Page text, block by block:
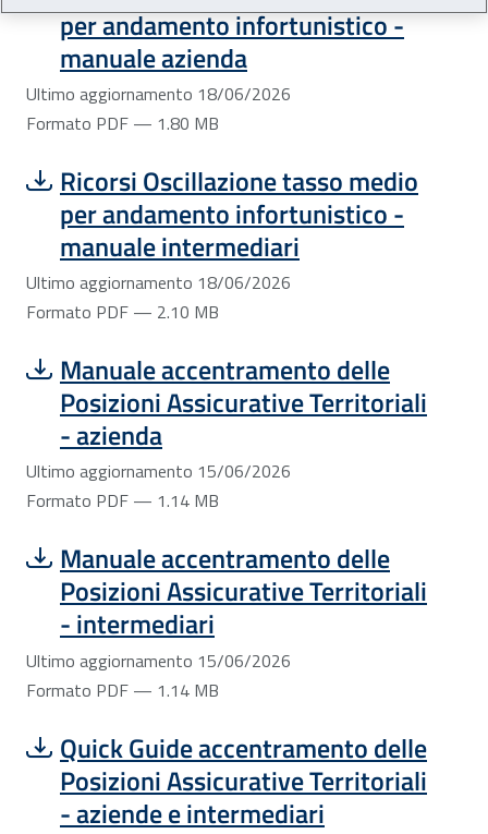
per andamento infortunistico -
manuale azienda
Ultimo aggiornamento 18/06/2026
Formato PDF — 1.80 MB
Scarica file:
Ricorsi Oscillazione tasso medio
per andamento infortunistico -
manuale intermediari
Formato PDF — Dimensione 2.10 MB
Ultimo aggiornamento 18/06/2026
Formato PDF — 2.10 MB
Scarica file:
Manuale accentramento delle
Posizioni Assicurative Territoriali
- azienda
Formato PDF — Dimensione 1.14 MB
Ultimo aggiornamento 15/06/2026
Formato PDF — 1.14 MB
Scarica file:
Manuale accentramento delle
Posizioni Assicurative Territoriali
- intermediari
Formato PDF — Dimensione 1.14 MB
Ultimo aggiornamento 15/06/2026
Formato PDF — 1.14 MB
Scarica file:
Quick Guide accentramento delle
Posizioni Assicurative Territoriali
- aziende e intermediari
Formato PDF — Dimensione 912.80 kB